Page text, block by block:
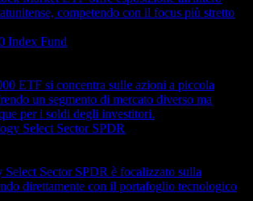
1
competendo con il focus più stretto
Index Fund
ETF si concentra sulle azioni a piccola
un segmento di mercato diverso ma
per i soldi degli investitori.
Select Sector SPDR
Sector SPDR è focalizzato sulla
direttamente con il portafoglio tecnologico